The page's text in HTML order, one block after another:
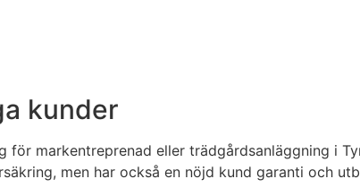
kunder
markentreprenad eller trädgårdsanläggning i
men har också en nöjd kund garanti och